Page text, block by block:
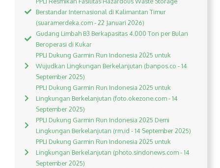
Berstandar Internasional di Kalimantan Timur
(suaramerdeka.com - 22 Januari 2026)
Gudang Limbah B3 Berkapasitas 4.000 Ton per Bulan
Beroperasi di Kukar
PPLI Dukung Garmin Run Indonesia 2025 untuk
Wujudkan Lingkungan Berkelanjutan (banpos.co - 14
September 2025)
PPLI Dukung Garmin Run Indonesia 2025 untuk
Lingkungan Berkelanjutan (foto.okezone.com - 14
September 2025)
PPLI Dukung Garmin Run Indonesia 2025 Demi
Lingkungan Berkelanjutan (rm.id - 14 September 2025)
PPLI Dukung Garmin Run Indonesia 2025 untuk
Lingkungan Berkelanjutan (photo.sindonews.com - 14
September 2025)